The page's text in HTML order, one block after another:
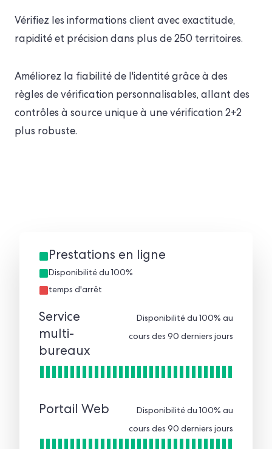
Vérifiez les informations client avec exactitude,
rapidité et précision dans plus de 250 territoires.
Améliorez la fiabilité de l'identité grâce à des
règles de vérification personnalisables, allant des
contrôles à source unique à une vérification 2+2
plus robuste.
Prestations en ligne
Disponibilité du 100%
temps d'arrêt
Service
multi-
bureaux
Disponibilité du 100% au
cours des 90 derniers jours
Portail Web Disponibilité du 100% au
cours des 90 derniers jours